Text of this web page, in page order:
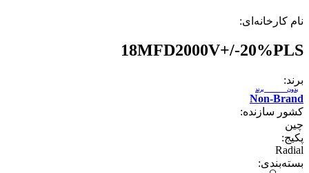
نام کارخانه‌ای:
18MFD2000V+/-20%PLS
برند:
Non-Brand
بدون برند
کشور سازنده:
چین
پکیج:
Radial
بسته‌بندی: